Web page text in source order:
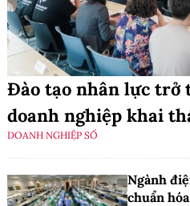
Đào tạo nhân lực trở
doanh nghiệp khai
DOANH NGHIỆP SỐ
Ngành
chuẩn